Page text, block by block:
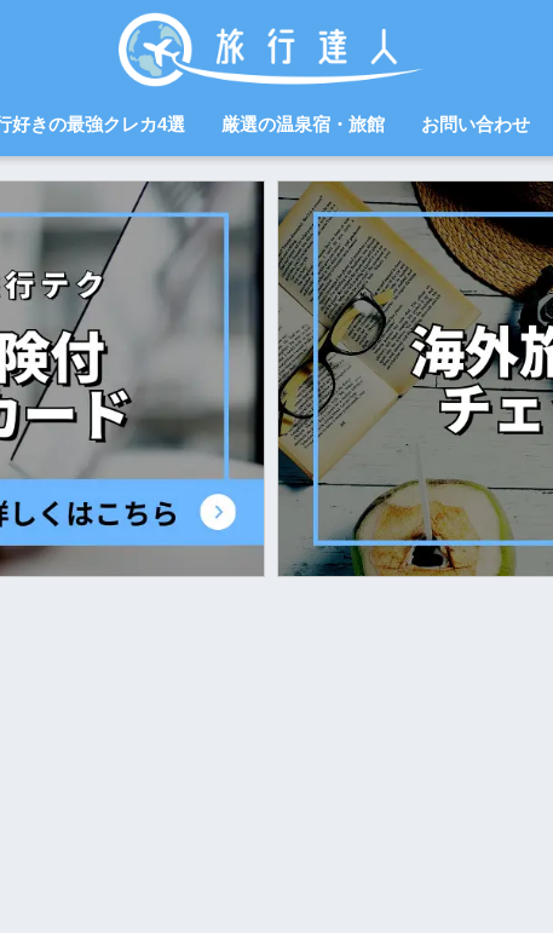
好きの最強クレカ4選 厳選の温泉宿・旅館 お問い合わせ